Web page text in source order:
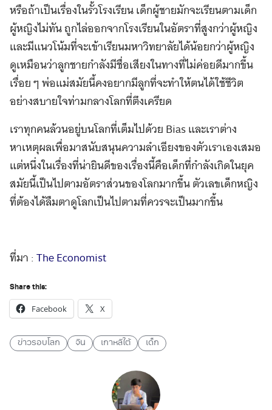
หรือถ้าเป็นเรื่องในรั้วโรงเรียน เด็กผู้ชายมักจะเรียนตามเด็ก
ผู้หญิงไม่ทัน ถูกไล่ออกจากโรงเรียนในอัตราที่สูงกว่าผู้หญิง
และมีแนวโน้มที่จะเข้าเรียนมหาวิทยาลัยได้น้อยกว่าผู้หญิง
ดูเหมือนว่าลูกชายกำลังมีชื่อเสียงในทางที่ไม่ค่อยดีมากขึ้น
เรื่อย ๆ พ่อแม่สมัยนี้คงอยากมีลูกที่จะทำให้ตนได้ใช้ชีวิต
อย่างสบายใจท่ามกลางโลกที่ตึงเครียด
เราทุกคนล้วนอยู่บนโลกที่เต็มไปด้วย Bias และเราต่าง
หาเหตุผลเพื่อมาสนับสนุนความลำเอียงของตัวเราเองเสมอ
แต่หนึ่งในเรื่องที่น่ายินดีของเรื่องนี้คือเด็กที่กำลังเกิดในยุค
สมัยนี้เป็นไปตามอัตราส่วนของโลกมากขึ้น ตัวเลขเด็กหญิง
ที่ต้องได้ลืมตาดูโลกเป็นไปตามที่ควรจะเป็นมากขึ้น
ที่มา :The Economist
Share this:
Facebook X
ข่าวรอบโลก จีน เกาหลีใต้ เด็ก